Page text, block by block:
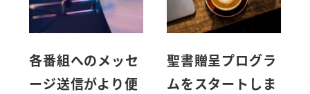
各番組へのメッセ
ージ送信がより便
聖書贈呈プログラ
ムをスタートしま